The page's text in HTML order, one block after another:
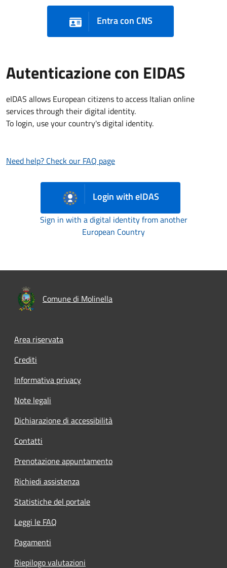
Entra con CNS
Autenticazione con EIDAS
eIDAS allows European citizens to access Italian online
services through their digital identity.
To login, use your country's digital identity.
Need help? Check our FAQ page
Login with eIDAS
Sign in with a digital identity from another
European Country
Comune di Molinella
Area riservata
Crediti
Informativa privacy
Note legali
Dichiarazione di accessibilità
Contatti
Prenotazione appuntamento
Richiedi assistenza
Statistiche del portale
Leggi le FAQ
Pagamenti
Riepilogo valutazioni